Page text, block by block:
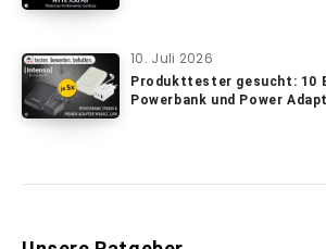
10. Juli 2026
Produkttester gesucht: 10
Powerbank und Power